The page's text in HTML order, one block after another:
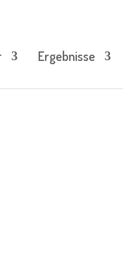
Ergebnisse